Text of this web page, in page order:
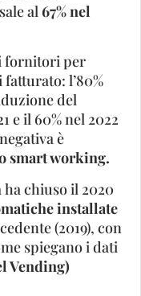
al67% nel
fornitori per
l’80%
del
e il 60% nel 2022
è
smart working.
ha chiuso il 2020
installate
(2019), con
spiegano i dati
Vending)